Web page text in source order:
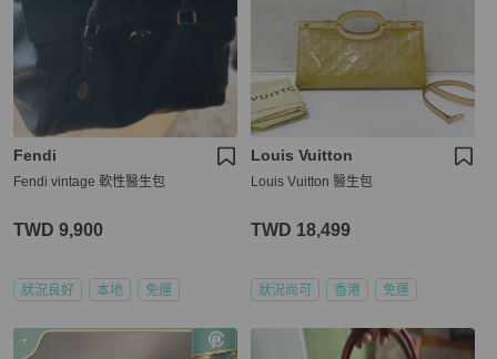
Fendi
Fendi vintage 軟性醫生包
TWD 9,900
狀況良好 本地 免運
Louis Vuitton
Louis Vuitton 醫生包
TWD 18,499
狀況尚可 香港 免運